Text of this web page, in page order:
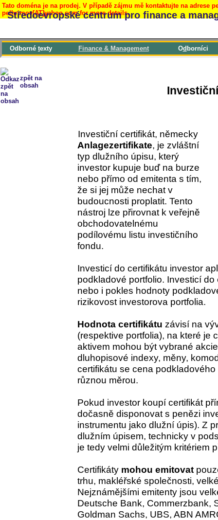
Tato doména je na prodej. V případě zájmu mě kontaktujte na adrese
pelhrimov[AT]yahoo.com for more details.
Středoevropské centrum pro finance a
Odborné texty Finance & Management Od borníci
zpět na
obsah
Investiční certifikát, německy
Anlagezertifikate, je zvláštní
typ dlužního úpisu, který
investor kupuje buď na burze
nebo přímo od emitenta s tím,
že si jej může nechat v
budoucnosti proplatit. Tento
nástroj lze přirovnat k veřejně
obchodovatelnému
podílovému listu investičního
fondu.
Investicí do certifikátu investor
podkladové portfolio. Investicí
nebo i pokles hodnoty
rizikovost investorova portfolia.
Hodnota certifikátu závisí na
(respektive portfolia), na které je
aktivem mohou být vybrané
dluhopisové indexy, měny,
certifikátu se cena
různou měrou.
Pokud investor koupí certifikát
dočasně disponovat s penězi
instrumentu jako dlužní úpis). Z
dlužním úpisem, technicky v
je tedy velmi důležitým kritériem
Certifikáty mohou emitovat
trhu, makléřské společnosti,
Nejznámějšími emitenty jsou
Deutsche Bank, Commerzbank,
Goldman Sachs, UBS, ABN